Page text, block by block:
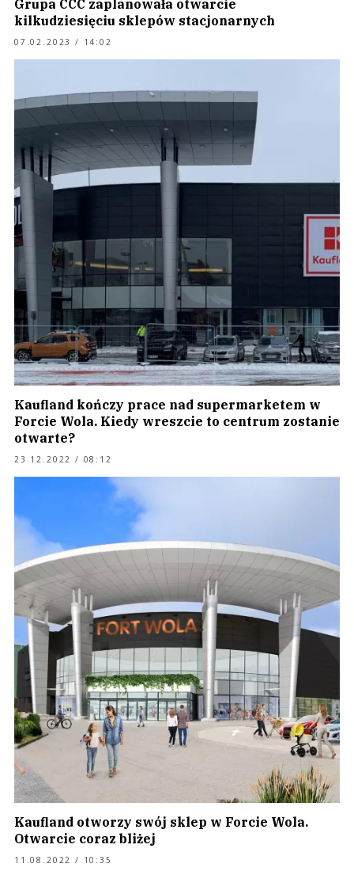
Grupa CCC zaplanowała otwarcie
kilkudziesięciu sklepów stacjonarnych
07.02.2023 / 14:02
Kaufland kończy prace nad supermarketem w
Forcie Wola. Kiedy wreszcie to centrum zostanie
otwarte?
23.12.2022 / 08:12
Kaufland otworzy swój sklep w Forcie Wola.
Otwarcie coraz bliżej
11.08.2022 / 10:35